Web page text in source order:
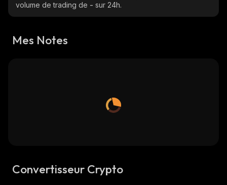
volume de trading de - sur 24h.
Mes Notes
Convertisseur Crypto